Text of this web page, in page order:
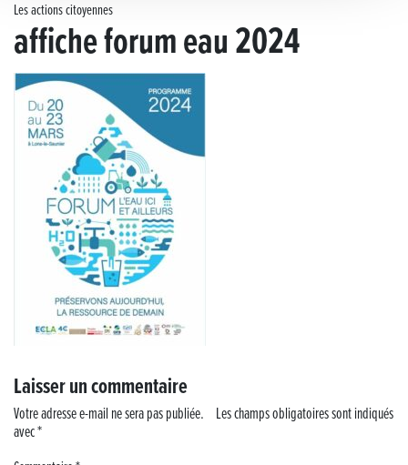
Festival des solutions écologiques 2026
Meilleurs voeux 2026
« France, une histoire d’amour », l’avant-première au Cinéma 4C !
Les Saisons Baroques du Jura 2025
Journée nationale de la Résistance
Dernier coup de pédale pour la Cyclosportive
Cyclosportive de La Vache qui rit : édition 2025
Musique dans la rue !
Carton plein pour la Jog’in Music
Les actions citoyennes
affiche forum eau 2024
Laisser un commentaire
Votre adresse e-mail ne sera pas publiée.
Les champs obligatoires sont indiqués
avec*